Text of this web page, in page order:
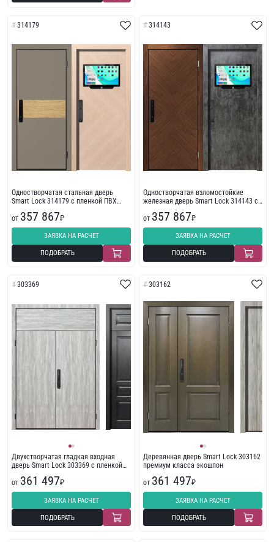
314179
Одностворчатая стальная дверь
Smart Lock 314179 с пленкой ПВХ
от 357 867₽
ЗАЯВКА НА РАСЧЕТ
ПОДОБРАТЬ
314143
Одностворчатая взломостойкие
железная дверь Smart Lock 314143 с
от 357 867₽
ЗАЯВКА НА РАСЧЕТ
ПОДОБРАТЬ
303369
Двухстворчатая гладкая входная
дверь Smart Lock 303369 с пленкой
от 361 497₽
ЗАЯВКА НА РАСЧЕТ
ПОДОБРАТЬ
303162
Деревянная дверь Smart Lock 303162
премиум класса экошпон
от 361 497₽
ЗАЯВКА НА РАСЧЕТ
ПОДОБРАТЬ